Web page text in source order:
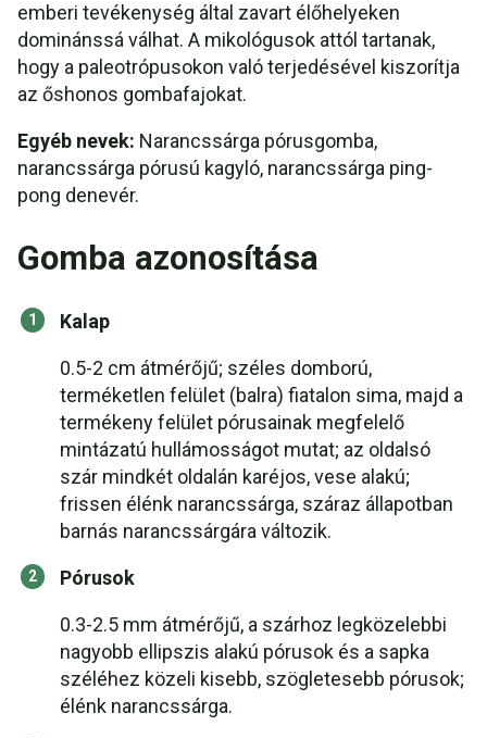
emberi tevékenység által zavart élőhelyeken
dominánssá válhat. A mikológusok attól tartanak,
hogy a paleotrópusokon való terjedésével kiszorítja
az őshonos gombafajokat.
Egyéb nevek: Narancssárga pórusgomba,
narancssárga pórusú kagyló, narancssárga ping-
pong denevér.
Gomba azonosítása
Kalap
0.5-2 cm átmérőjű; széles domború,
terméketlen felület (balra) fiatalon sima, majd a
termékeny felület pórusainak megfelelő
mintázatú hullámosságot mutat; az oldalsó
szár mindkét oldalán karéjos, vese alakú;
frissen élénk narancssárga, száraz állapotban
barnás narancssárgára változik.
Pórusok
0.3-2.5 mm átmérőjű, a szárhoz legközelebbi
nagyobb ellipszis alakú pórusok és a sapka
széléhez közeli kisebb, szögletesebb pórusok;
élénk narancssárga.